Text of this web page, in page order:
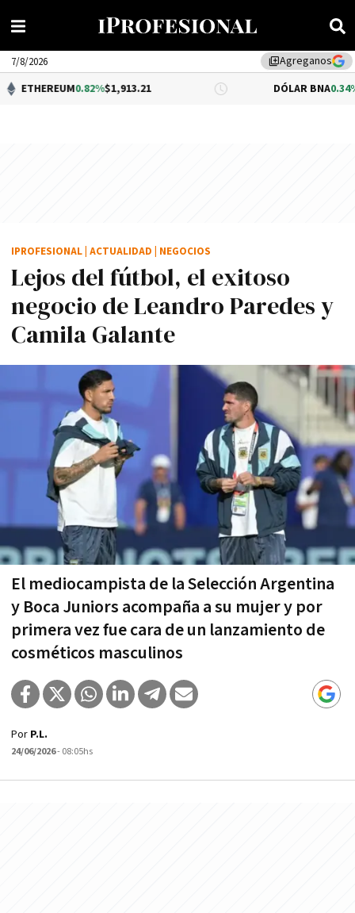
library_addAgreganos
7/8/2026
0.82%$1,913.21 DÓLAR BNA 0.34%$1,520.00
Lejos del fútbol, el exitoso
negocio de Leandro Paredes y
Camila Galante
El mediocampista de la Selección Argentina
y Boca Juniors acompaña a su mujer y por
primera vez fue cara de un lanzamiento de
cosméticos masculinos
IPROFESIONAL ACTUALIDAD NEGOCIOS
Por P.L.
24/06/2026- 08:05hs